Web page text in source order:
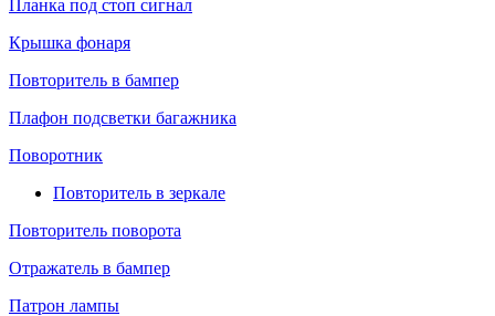
Планка под стоп сигнал
Крышка фонаря
Повторитель в бампер
Плафон подсветки багажника
Поворотник
Повторитель в зеркале
Повторитель поворота
Отражатель в бампер
Патрон лампы